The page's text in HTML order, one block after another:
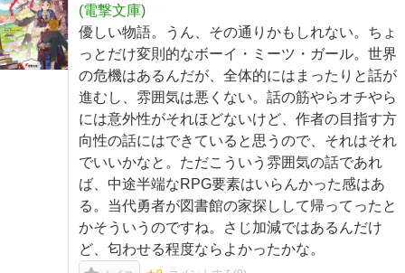
(電撃文庫)
優しい物語。うん、その通りかもしれない。ちょ
っとだけ変則的なボーイ・ミーツ・ガール。世界
の危機はあるんだが、全体的にはまったりと話が
進むし、雰囲気は悪くない。話の筋やらオチやら
には意外性がそれほどないけど、作者の目指す方
向性の話にはできていると思うので、それはそれ
でいいかなと。ただこういう雰囲気の話であれ
ば、中途半端なRPG要素はいらんかった感はあ
る。当代勇者が図書館の家探しして帰ってったと
かそういうのですね。さじ加減ではあるんだけ
ど、匂わせる程度ならよかったかな。